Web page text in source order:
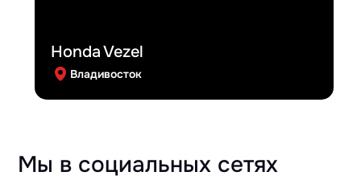
Honda Vezel
Владивосток
Мы в социальных сетях